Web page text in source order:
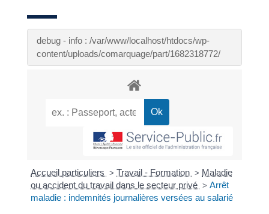
debug - info : /var/www/localhost/htdocs/wp-
content/uploads/comarquage/part/1682318772/
Accueil particuliers > Travail - Formation > Maladie
ou accident du travail dans le secteur privé > Arrêt
maladie : indemnités journalières versées au salarié